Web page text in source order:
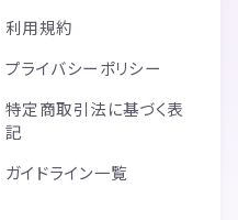
利用規約
プライバシーポリシー
特定商取引法に基づく表
記
ガイドライン一覧